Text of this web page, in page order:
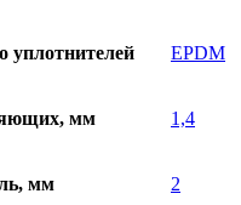
уплотнителей EPDM
мм 1,4
мм 2